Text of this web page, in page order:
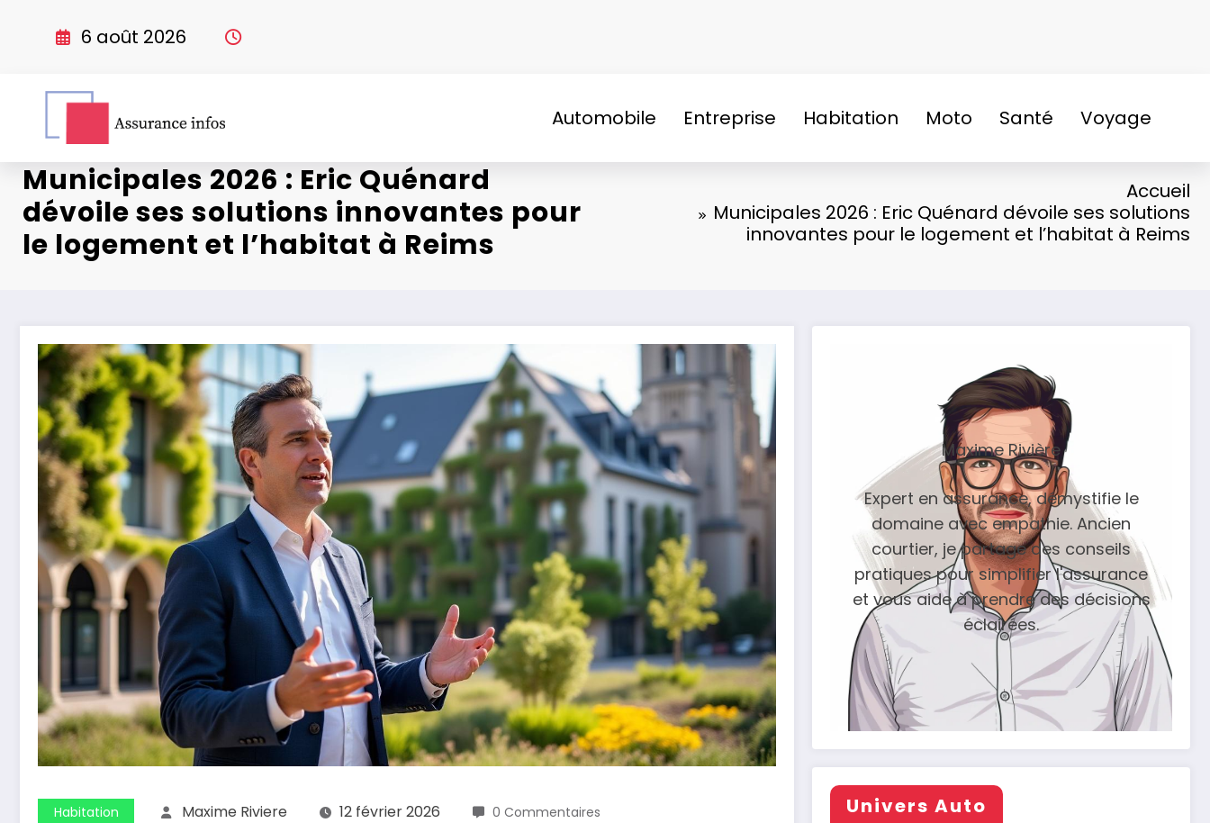
6 août 2026
Automobile Entreprise Habitation Moto Santé Voyage
Municipales 2026 : Eric Quénard
dévoile ses solutions innovantes pour
le logement et l’habitat à Reims
Accueil
Municipales 2026 : Eric Quénard dévoile ses solutions
innovantes pour le logement et l’habitat à Reims
Habitation Maxime Riviere 12 février 2026 0 Commentaires
Maxime Rivière
Expert en assurance, démystifie le
domaine avec empathie. Ancien
courtier, je partage des conseils
pratiques pour simplifier l'assurance
et vous aide à prendre des décisions
éclairées.
Univers Auto